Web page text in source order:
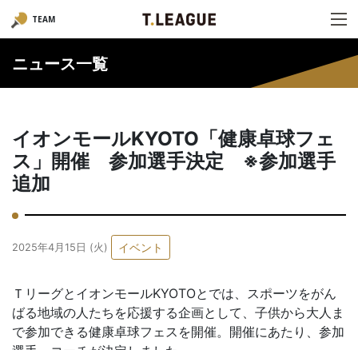
TEAM
ニュース一覧
イオンモールKYOTO「健康卓球フェ
ス」開催 参加選手決定 ※参加選手
追加
2025年4月15日 (火) イベント
ＴリーグとイオンモールKYOTOとでは、スポーツをがん
ばる地域の人たちを応援する企画として、子供から大人ま
で参加できる健康卓球フェスを開催。開催にあたり、参加